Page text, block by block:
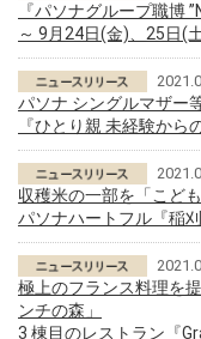
『パソナグループ職博
～ 9月24日(金)、25日(
パソナ シングルマザー
『ひとり親 未経験か
収穫米の一部を「こど
パソナハートフル『稲
極上のフランス料理を
ンチの森」
3 棟目のレストラン『